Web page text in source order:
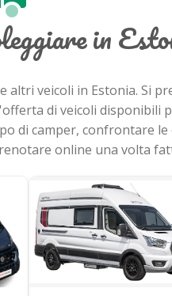
in
veicoli in Estonia. Si
di veicoli disponibili
di camper, confrontare
online una volta